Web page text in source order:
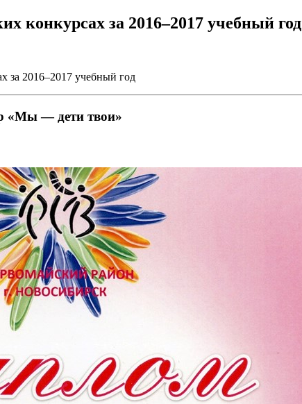
конкурсах за 2016–2017 учебный год
за 2016–2017 учебный год
«Мы — дети твои»